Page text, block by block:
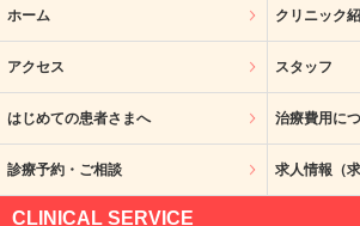
ホーム クリニック
アクセス スタッフ
はじめての患者さまへ 治療費用に
診療予約・ご相談 求人情報（
CLINICAL SERVICE